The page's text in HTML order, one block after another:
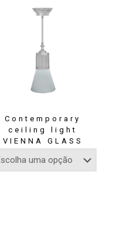
Contemporary
ceiling light
VIENNA GLASS